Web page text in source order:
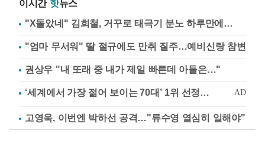
이시간 핫뉴스
"X돌았네" 김희철, 거꾸로 태극기 분노 하루만에…
"엄마 무서워" 딸 절규에도 만취 질주…예비신랑 참변
권상우 "내 또래 중 내가 제일 빠른데 아들은…"
고영욱, 이번엔 박하선 공격…"류수영 열심히 일해야"